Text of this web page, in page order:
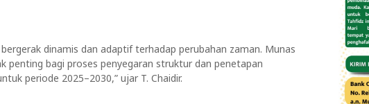
dinamis dan adaptif terhadap perubahan zaman. Munas
penting bagi proses penyegaran struktur dan penetapan
periode 2025–2030,” ujar T. Chaidir.